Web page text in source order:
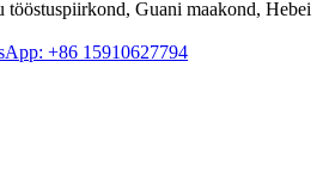
tööstuspiirkond, Guani maakond, Hebei
+86 15910627794